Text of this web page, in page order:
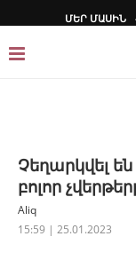
ՄԵՐ ՄԱՍԻՆ
Չեղարկվել
բոլոր
Aliq
15:59 | 25.01.2023